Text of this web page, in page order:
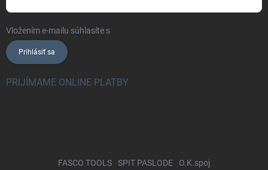
Vložením e-mailu súhlasíte s
Prihlásiť sa
PRIJÍMAME ONLINE PLATBY
FASCO TOOLS SPIT PASLODE O.K.spoj